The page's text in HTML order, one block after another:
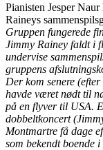
Pianisten Jesper
Raineys
Gruppen fungerede
Jimmy Rainey faldt i
undervise
gruppens
Der kom senere
havde været nødt til
på en flyver til USA.
dobbeltkoncert
Montmartre få dage
som bekendt boende